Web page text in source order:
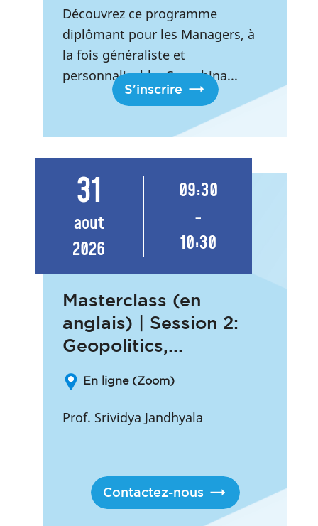
Découvrez ce programme
diplômant pour les Managers, à
la fois généraliste et
personnalisable. Ce webina...
S'inscrire
31
aout
2026
09:30
-
10:30
Masterclass (en
anglais) | Session 2:
Geopolitics,...
En ligne (Zoom)
Prof. Srividya Jandhyala
Contactez-nous